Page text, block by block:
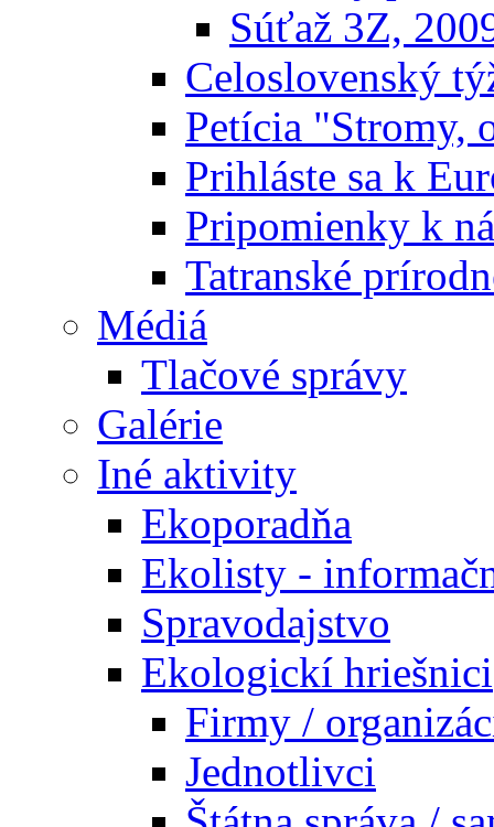
Súťaž 3Z,
Celoslovenský
Petícia "Stromy,
Prihláste sa k
Pripomienky k
Tatranské
Médiá
Tlačové správy
Galérie
Iné aktivity
Ekoporadňa
Ekolisty -
Spravodajstvo
Ekologickí hriešnici
Firmy /
Jednotlivci